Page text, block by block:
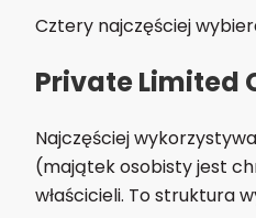
Cztery najczęściej
Private Limited
Najczęściej
(majątek osobisty jest
właścicieli. To struktura